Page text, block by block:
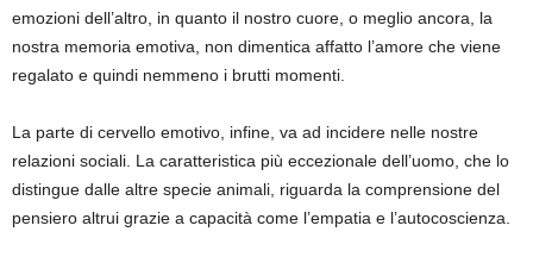
emozioni dell’altro, in quanto il nostro cuore, o meglio ancora, la
nostra memoria emotiva, non dimentica affatto l’amore che viene
regalato e quindi nemmeno i brutti momenti.
La parte di cervello emotivo, infine, va ad incidere nelle nostre
relazioni sociali. La caratteristica più eccezionale dell’uomo, che lo
distingue dalle altre specie animali, riguarda la comprensione del
pensiero altrui grazie a capacità come l’empatia e l’autocoscienza.